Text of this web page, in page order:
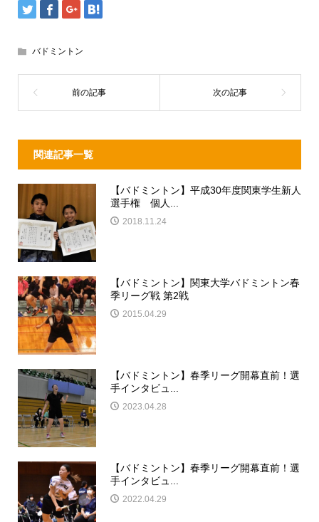
バドミントン
関連記事一覧
【バドミントン】平成30年度関東学生新人
選手権 個人...
2018.11.24
【バドミントン】関東大学バドミントン春
季リーグ戦 第2戦
2015.04.29
【バドミントン】春季リーグ開幕直前！選
手インタビュ...
2023.04.28
【バドミントン】春季リーグ開幕直前！選
手インタビュ...
2022.04.29